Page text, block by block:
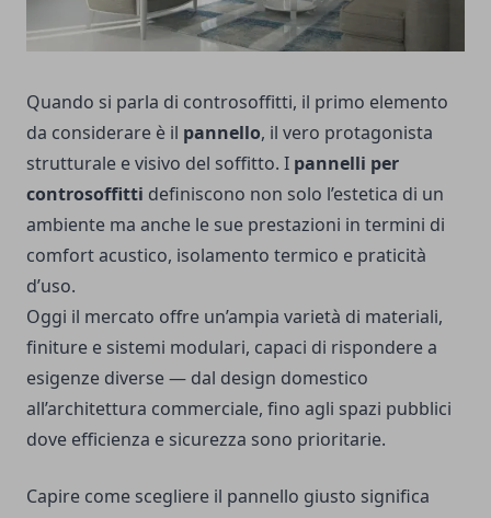
Quando si parla di controsoffitti, il primo elemento
da considerare è il pannello, il vero protagonista
strutturale e visivo del soffitto. I pannelli per
controsoffitti definiscono non solo l’estetica di un
ambiente ma anche le sue prestazioni in termini di
comfort acustico, isolamento termico e praticità
d’uso.
Oggi il mercato offre un’ampia varietà di materiali,
finiture e sistemi modulari, capaci di rispondere a
esigenze diverse — dal design domestico
all’architettura commerciale, fino agli spazi pubblici
dove efficienza e sicurezza sono prioritarie.
Capire come scegliere il pannello giusto significa